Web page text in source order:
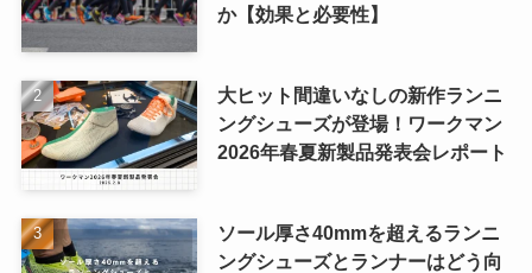
か【効果と必要性】
大ヒット間違いなしの新作ランニ
ングシューズが登場！ワークマン
2026年春夏新製品発表会レポート
ソール厚さ40mmを超えるランニ
ングシューズとランナーはどう向